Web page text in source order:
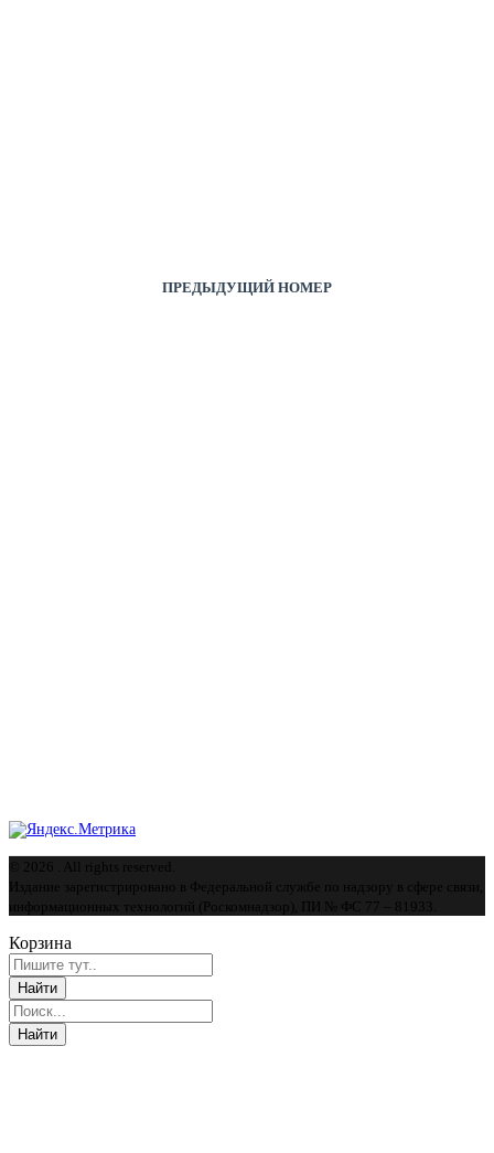
ПРЕДЫДУЩИЙ НОМЕР
© 2026 . All rights reserved.
Издание зарегистрировано в Федеральной службе по надзору в сфере связи,
информационных технологий (Роскомнадзор), ПИ № ФС 77 – 81933.
Корзина